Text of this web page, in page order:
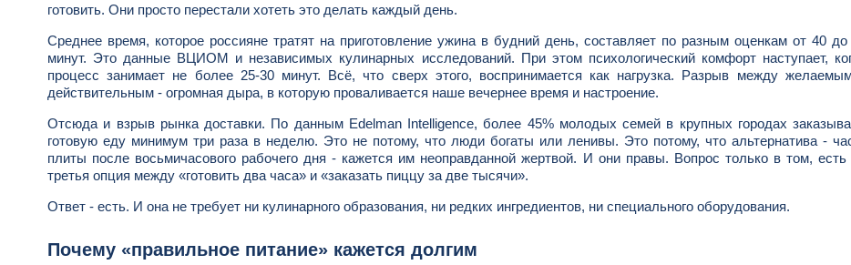
готовить. Они просто перестали хотеть это делать каждый день.
Среднее время, которое россияне тратят на приготовление ужина в будний день, составляет по разным оценкам от 40 до
минут. Это данные ВЦИОМ и независимых кулинарных исследований. При этом психологический комфорт наступает,
процесс занимает не более 25-30 минут. Всё, что сверх этого, воспринимается как нагрузка. Разрыв между
действительным - огромная дыра, в которую проваливается наше вечернее время и настроение.
Отсюда и взрыв рынка доставки. По данным Edelman Intelligence, более 45% молодых семей в крупных городах
готовую еду минимум три раза в неделю. Это не потому, что люди богаты или ленивы. Это потому, что альтернатива -
плиты после восьмичасового рабочего дня - кажется им неоправданной жертвой. И они правы. Вопрос только в том, есть
третья опция между «готовить два часа» и «заказать пиццу за две тысячи».
Ответ - есть. И она не требует ни кулинарного образования, ни редких ингредиентов, ни специального оборудования.
Почему «правильное питание» кажется долгим